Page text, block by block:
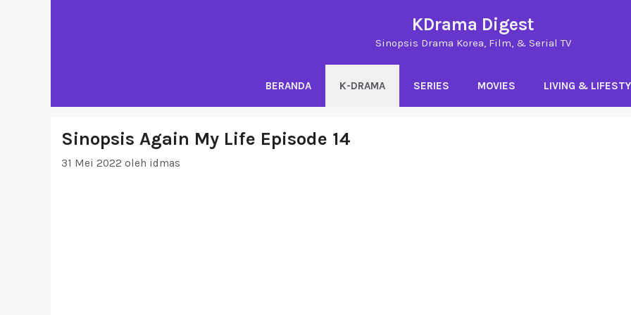
KDrama Digest
Sinopsis Drama Korea, Film, & Serial TV
BERANDA K-DRAMA SERIES MOVIES LIVING &
Sinopsis Again My Life Episode 14
31 Mei 2022 oleh idmas